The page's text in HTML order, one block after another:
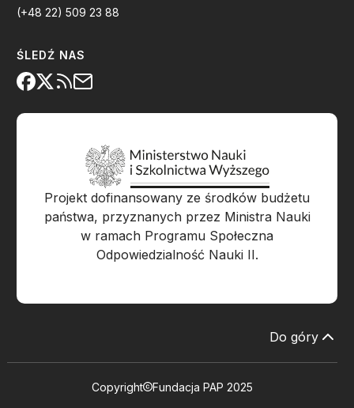
(+48 22) 509 23 88
ŚLEDŹ NAS
Projekt dofinansowany ze środków budżetu
państwa, przyznanych przez Ministra Nauki
w ramach Programu Społeczna
Odpowiedzialność Nauki II.
Do góry
Copyright Fundacja PAP 2025